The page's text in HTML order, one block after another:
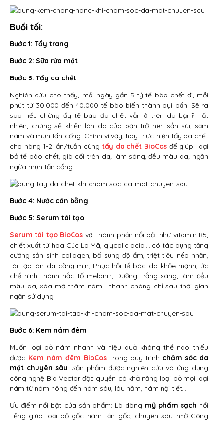
Buổi tối:
Bước 1: Tẩy trang
Bước 2: Sữa rửa mặt
Bước 3: Tẩy da chết
Nghiên cứu cho thấy, mỗi ngày gần 5 tỷ tế bào chết đi, mỗi
phút từ 30.000 đến 40.000 tế bào biến thành bụi bẩn. Sẽ ra
sao nếu chừng ấy tế bào đã chết vẫn ở trên da bạn? Tất
nhiên, chúng sẽ khiến làn da của bạn trở nên sần sùi, sạm
nám và mụn tấn cống. Chính vì vậy, hãy thực hiện tẩy da chết
cho hàng 1-2 lần/tuần cùngtẩy da chết BioCos để giúp: loại
bỏ tế bào chết, già cối trên da; làm sáng, đều màu da; ngăn
ngừa mụn tấn cống….
Bước 4: Nước cân bằng
Bước 5: Serum tái tạo
Serum tái tạo BioCos với thành phần nổi bật như vitamin B5,
chiết xuất từ hoa Cúc La Mã, glycolic acid,….có tác dụng tăng
cường sản sinh collagen, bổ sung độ ẩm, triệt tiêu nếp nhăn,
tái tạo làn da căng mịn; Phục hồi tế bào da khỏe mạnh, ức
chế hình thành hắc tố melanin; Dưỡng trắng sáng, làm đều
màu da, xóa mờ thâm nám….nhanh chóng chỉ sau thời gian
ngăn sử dụng.
Bước 6: Kem nám đêm
Muốn loại bỏ nám nhanh và hiệu quả không thể nào thiếu
được Kem nám đêm BioCos trong quy trình chăm sóc da
mặt chuyên sâu. Sản phẩm được nghiên cứu và ứng dụng
công nghệ Bio Vector độc quyền có khả năng loại bỏ mọi loại
nám từ nám nông đến nám sâu, lâu năm, nám nội tiết….
Ưu điểm nổi bật của sản phẩm: Là dòng mỹ phẩm sạch nổi
tiếng giúp loại bỏ gốc nám tận gốc, chuyên sâu nhờ Công